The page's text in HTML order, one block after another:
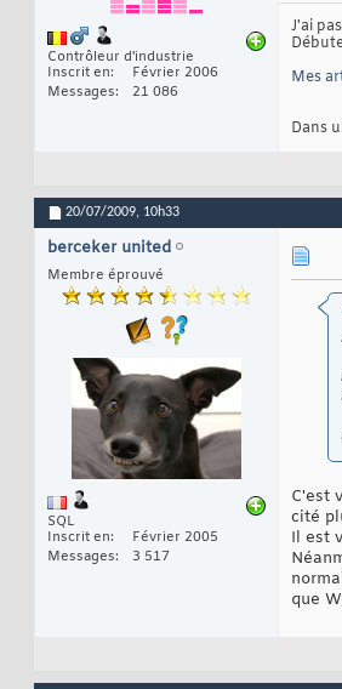
Contrôleur d'industrie
Inscrit en
Février 2006
Messages
21 086
J'ai
Mes
Dans
20/07/2009, 10h33
berceker united
Membre éprouvé
SQL
Inscrit en
Février 2005
Messages
3 517
C'est
cité
Il est
que